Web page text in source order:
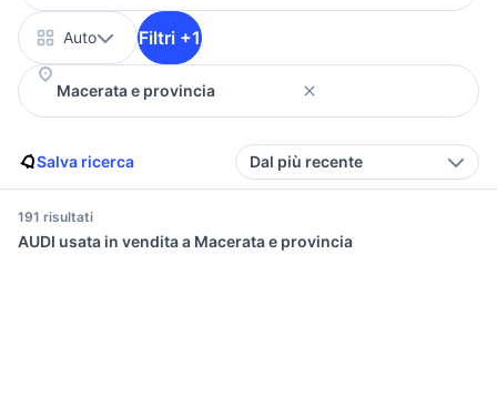
Auto Filtri +1
Salva ricerca Dal più recente
191 risultati
AUDI usata in vendita a Macerata e provincia